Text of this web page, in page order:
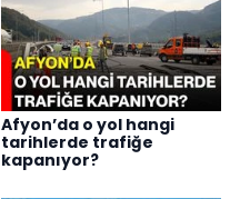
Afyon’da o yol hangi
tarihlerde trafiğe
kapanıyor?